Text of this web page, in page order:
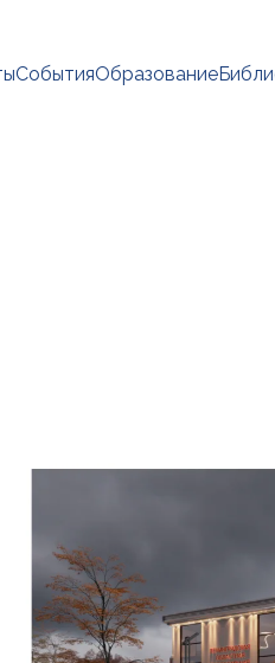
СобытияОбразование